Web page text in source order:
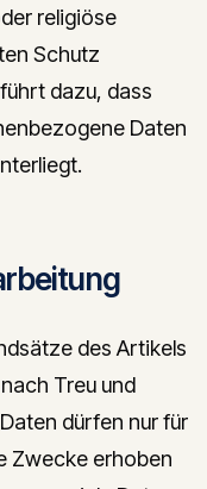
religiöse
Schutz
dazu, dass
Daten
des Artikels
Treu und
dürfen nur für
Zwecke erhoben